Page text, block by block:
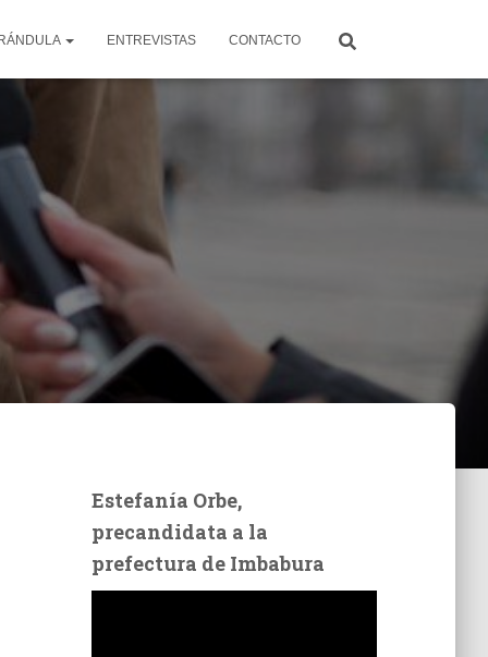
ENTREVISTAS CONTACTO
Estefanía Orbe,
precandidata a la
prefectura de Imbabura